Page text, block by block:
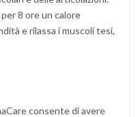
8 ore un calore
e rilassa i muscoli tesi,
consente di avere